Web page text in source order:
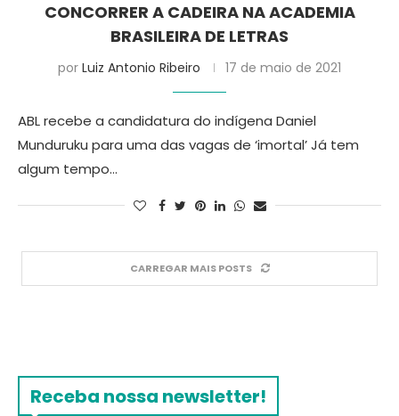
CONCORRER A CADEIRA NA ACADEMIA
BRASILEIRA DE LETRAS
por Luiz Antonio Ribeiro 17 de maio de 2021
ABL recebe a candidatura do indígena Daniel
Munduruku para uma das vagas de ‘imortal’ Já tem
algum tempo…
CARREGAR MAIS POSTS
Receba nossa newsletter!